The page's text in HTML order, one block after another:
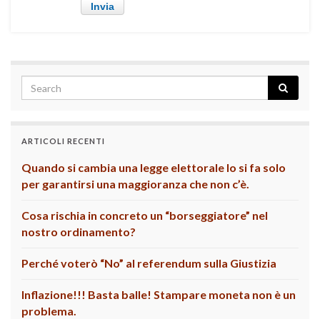
ARTICOLI RECENTI
Quando si cambia una legge elettorale lo si fa solo
per garantirsi una maggioranza che non c’è.
Cosa rischia in concreto un “borseggiatore” nel
nostro ordinamento?
Perché voterò “No” al referendum sulla Giustizia
Inflazione!!! Basta balle! Stampare moneta non è un
problema.